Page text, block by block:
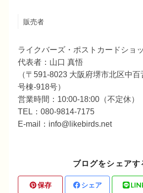
販売者
ライクバーズ・ポストカードショ
代表者：山口 真悟
（〒591-8023 大阪府堺市北区中
号棟-918号）
営業時間：10:00-18:00（不定休）
TEL：080-9814-7175
E-mail： info@likebirds.net
ブログをシェアす
保存 シェア